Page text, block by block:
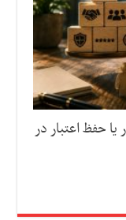
حفظ اعتبار در